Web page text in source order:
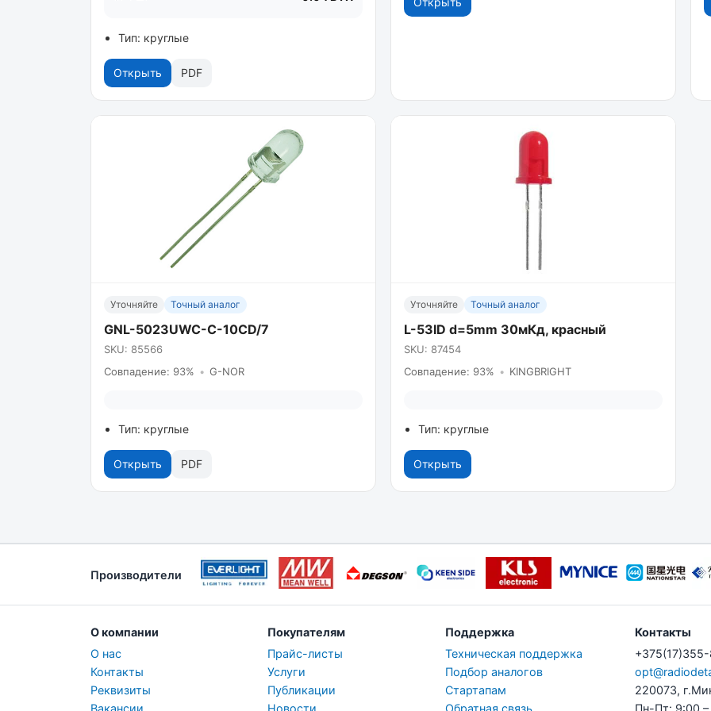
Тип: круглые
Открыть PDF
Уточняйте Точный аналог
GNL-5023UWC-C-10CD/7
SKU: 85566
Совпадение: 93% • G-NOR
Тип: круглые
Открыть PDF
Уточняйте Точный аналог
L-53ID d=5mm 30мКд, красный
SKU: 87454
Совпадение: 93% • KINGBRIGHT
Тип: круглые
Открыть
Производители
О компании
О нас
Контакты
Реквизиты
Вакансии
Покупателям
Прайс-листы
Услуги
Публикации
Новости
Поддержка
Техническая поддержка
Подбор аналогов
Стартапам
Обратная связь
Контакты
220073,
Пн-Пт: 9:00 –